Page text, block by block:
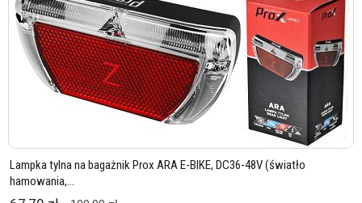
Lampka tylna na bagażnik Prox ARA E-BIKE, DC36-48V (światło
hamowania,...